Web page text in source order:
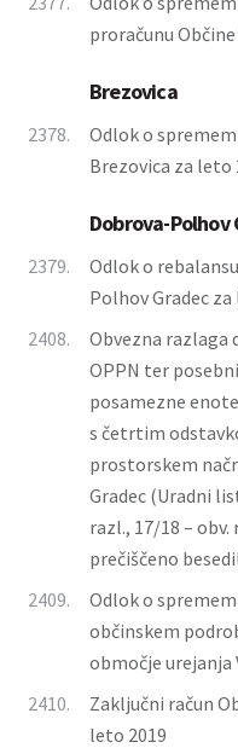
proračunu
Brezovica
2378.
Odlok o
Brezovica za leto
Dobrova-Polhov
2379.
Odlok o
Polhov Gradec
2408.
Obvezna razlaga
OPPN ter
posamezne
s četrtim
prostorskem
Gradec (Uradni
razl., 17/18 –
prečiščeno
2409.
Odlok o
občinskem
območje urejanja
2410.
Zaključni račun
leto 2019